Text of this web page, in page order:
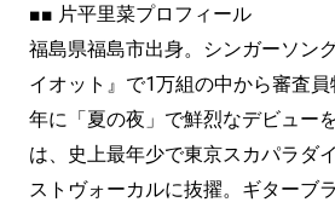
■■ 片平里菜プロフィール
福島県福島市出身。シンガーソン
イオット』で1万組の中から審査
年に「夏の夜」で鮮烈なデビュー
は、史上最年少で東京スカパラダ
ストヴォーカルに抜擢。ギターブ